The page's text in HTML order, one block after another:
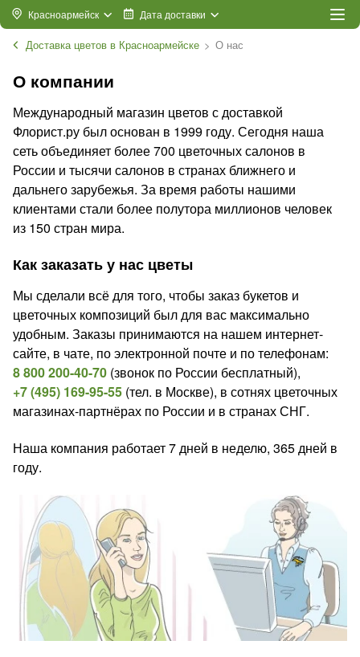
Красноармейск Дата доставки
Доставка цветов в Красноармейске О нас
О компании
Международный магазин цветов с доставкой
Флорист.ру был основан в 1999 году. Сегодня наша
сеть объединяет более 700 цветочных салонов в
России и тысячи салонов в странах ближнего и
дальнего зарубежья. За время работы нашими
клиентами стали более полутора миллионов человек
из 150 стран мира.
Как заказать у нас цветы
Мы сделали всё для того, чтобы заказ букетов и
цветочных композиций был для вас максимально
удобным. Заказы принимаются на нашем интернет-
сайте, в чате, по электронной почте и по телефонам:
8 800 200-40-70 (звонок по России бесплатный),
+7 (495) 169-95-55 (тел. в Москве), в сотнях цветочных
магазинах-партнёрах по России и в странах СНГ.
Наша компания работает 7 дней в неделю, 365 дней в
году.